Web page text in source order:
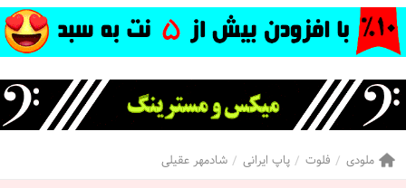
ملودی فلوت پاپ ایرانی شادمهر عقیلی